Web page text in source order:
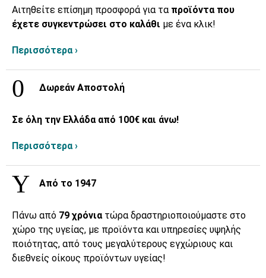
Αιτηθείτε επίσημη προσφορά για τα προϊόντα που
έχετε συγκεντρώσει στο καλάθι με ένα κλικ!
Περισσότερα ›
Δωρεάν Αποστολή
Σε όλη την Ελλάδα από 100€ και άνω!
Περισσότερα ›
Από το 1947
Πάνω από 79 χρόνια τώρα δραστηριοποιούμαστε στο
χώρο της υγείας, με προϊόντα και υπηρεσίες υψηλής
ποιότητας, από τους μεγαλύτερους εγχώριους και
διεθνείς οίκους προϊόντων υγείας!